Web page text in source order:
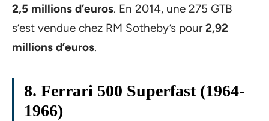
2,5 millions d’euros. En 2014, une 275 GTB
s’est vendue chez RM Sotheby’s pour2,92
millions d’euros.
8. Ferrari 500 Superfast (1964-
1966)